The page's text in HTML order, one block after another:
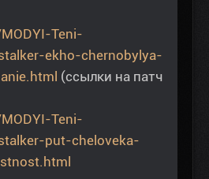
Teni-
ekho-chernobylya-
(ссылки на патч
Teni-
put-cheloveka-